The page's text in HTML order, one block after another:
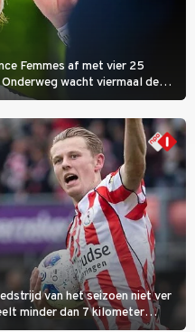
Femmes af met vier 25
wacht viermaal de
Promenade des Anglais krijgt
van het seizoen niet ver
minder dan 7 kilometer
spits Nacho Ferri aan van